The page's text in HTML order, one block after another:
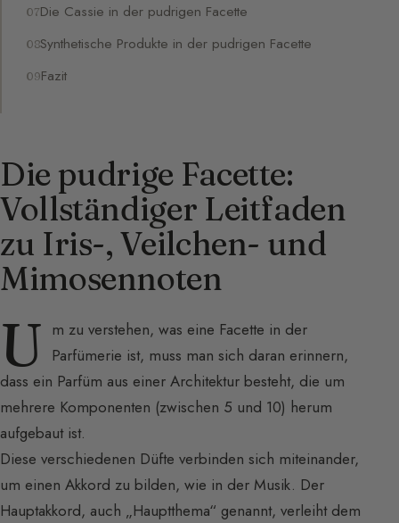
Die Cassie in der pudrigen Facette
Synthetische Produkte in der pudrigen Facette
Fazit
Die pudrige Facette:
Vollständiger Leitfaden
zu Iris-, Veilchen- und
Mimosennoten
U m zu verstehen, was eine Facette in der
Parfümerie ist, muss man sich daran erinnern,
dass ein Parfüm aus einer Architektur besteht, die um
mehrere Komponenten (zwischen 5 und 10) herum
aufgebaut ist.
Diese verschiedenen Düfte verbinden sich miteinander,
um einen Akkord zu bilden, wie in der Musik. Der
Hauptakkord, auch „Hauptthema“ genannt, verleiht dem